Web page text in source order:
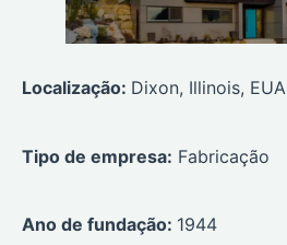
Localização: Dixon, Illinois, EUA
Tipo de empresa: Fabricação
Ano de fundação: 1944